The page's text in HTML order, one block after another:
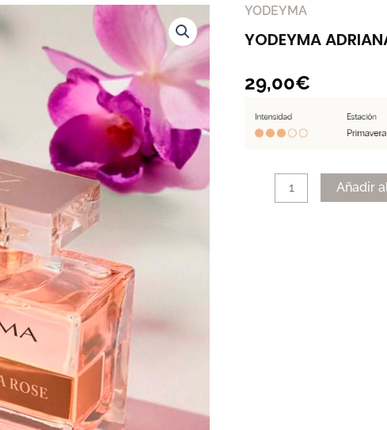
YODEYMA
YODEYMA
29,00€
YODEYMA
ADRIANA
cantidad
Añadir